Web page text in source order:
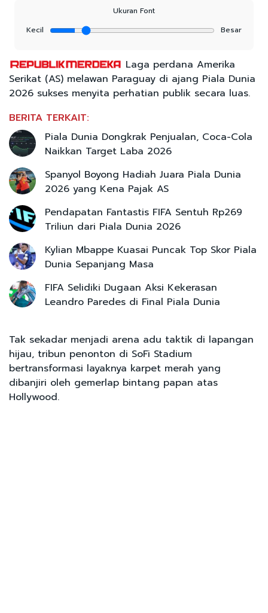
Ukuran Font
Kecil
Besar
Laga perdana Amerika
Serikat (AS) melawan Paraguay di ajang Piala Dunia
2026 sukses menyita perhatian publik secara luas.
BERITA TERKAIT:
Piala Dunia Dongkrak Penjualan, Coca-Cola
Naikkan Target Laba 2026
Spanyol Boyong Hadiah Juara Piala Dunia
2026 yang Kena Pajak AS
Pendapatan Fantastis FIFA Sentuh Rp269
Triliun dari Piala Dunia 2026
Kylian Mbappe Kuasai Puncak Top Skor Piala
Dunia Sepanjang Masa
FIFA Selidiki Dugaan Aksi Kekerasan
Leandro Paredes di Final Piala Dunia
Tak sekadar menjadi arena adu taktik di lapangan
hijau, tribun penonton di SoFi Stadium
bertransformasi layaknya karpet merah yang
dibanjiri oleh gemerlap bintang papan atas
Hollywood.